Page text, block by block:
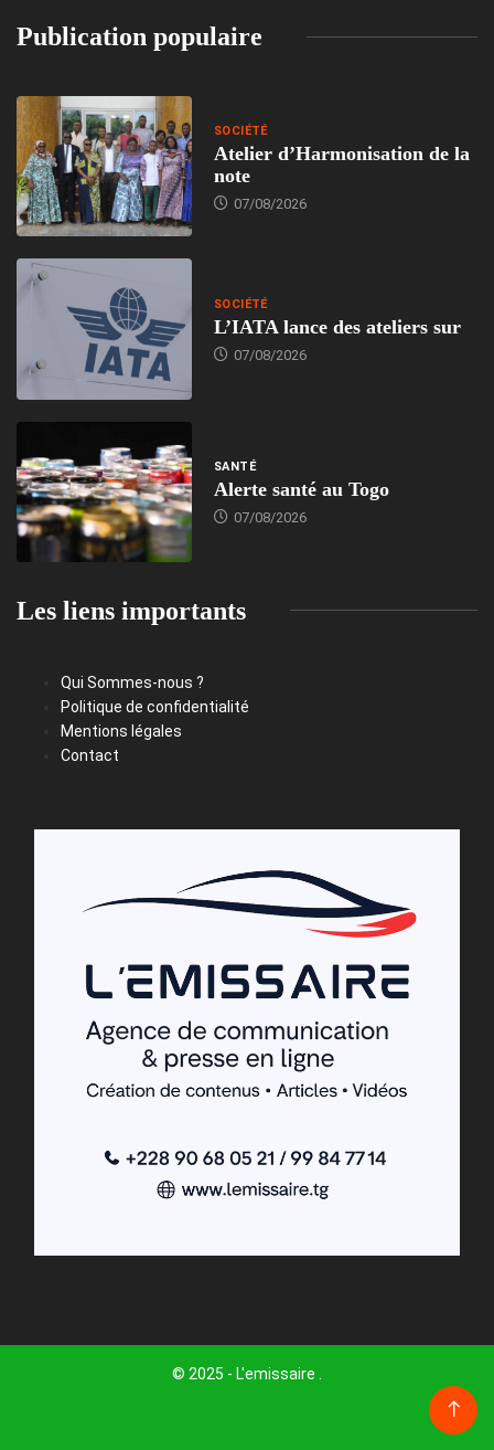
Publication populaire
SOCIÉTÉ
Atelier d’Harmonisation de la
note
07/08/2026
SOCIÉTÉ
L’IATA lance des ateliers sur
07/08/2026
SANTÉ
Alerte santé au Togo
07/08/2026
Les liens importants
Qui Sommes-nous ?
Politique de confidentialité
Mentions légales
Contact
© 2025 - L'emissaire .